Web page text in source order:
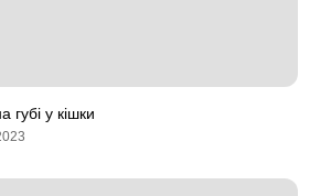
губі у кішки